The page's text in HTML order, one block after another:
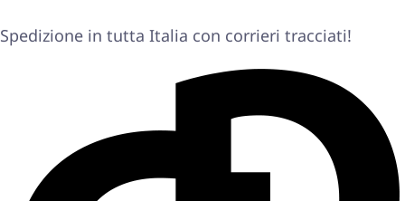
Spedizione in tutta Italia con corrieri tracciati!